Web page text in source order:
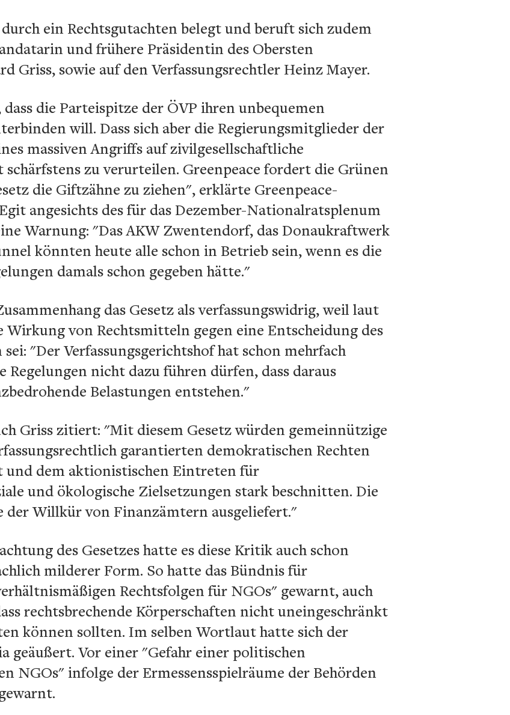
ein Rechtsgutachten belegt und beruft sich zudem
und frühere Präsidentin des Obersten
Griss, sowie auf den Verfassungsrechtler Heinz Mayer.
die Parteispitze der ÖVP ihren unbequemen
will. Dass sich aber die Regierungsmitglieder der
massiven Angriffs auf zivilgesellschaftliche
zu verurteilen. Greenpeace fordert die Grünen
die Giftzähne zu ziehen", erklärte Greenpeace-
angesichts des für das Dezember-Nationalratsplenum
Warnung: "Das AKW Zwentendorf, das Donaukraftwerk
könnten heute alle schon in Betrieb sein, wenn es die
damals schon gegeben hätte."
das Gesetz als verfassungswidrig, weil laut
Wirkung von Rechtsmitteln gegen eine Entscheidung des
"Der Verfassungsgerichtshof hat schon mehrfach
Regelungen nicht dazu führen dürfen, dass daraus
Belastungen entstehen."
Griss zitiert: "Mit diesem Gesetz würden gemeinnützige
garantierten demokratischen Rechten
dem aktionistischen Eintreten für
und ökologische Zielsetzungen stark beschnitten. Die
der Willkür von Finanzämtern ausgeliefert."
des Gesetzes hatte es diese Kritik auch schon
milderer Form. So hatte das Bündnis für
Rechtsfolgen für NGOs" gewarnt, auch
rechtsbrechende Körperschaften nicht uneingeschränkt
können sollten. Im selben Wortlaut hatte sich der
geäußert. Vor einer "Gefahr einer politischen
NGOs" infolge der Ermessensspielräume der Behörden